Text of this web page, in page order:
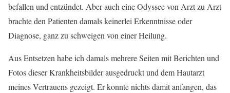
befallen und entzündet. Aber auch eine Odyssee von Arzt zu Arzt
brachte den Patienten damals keinerlei Erkenntnisse oder
Diagnose, ganz zu schweigen von einer Heilung.
Aus Entsetzen habe ich damals mehrere Seiten mit Berichten und
Fotos dieser Krankheitsbilder ausgedruckt und dem Hautarzt
meines Vertrauens gezeigt. Er konnte nichts damit anfangen, das